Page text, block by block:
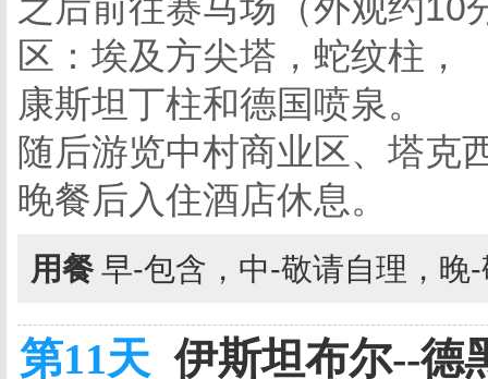
区：埃及方尖塔，蛇纹柱，
康斯坦丁柱和德国喷泉。
随后游览中村商业区、塔克
晚餐后入住酒店休息。
用餐 早-包含，中-敬请自理，晚
第11天 伊斯坦布尔--德